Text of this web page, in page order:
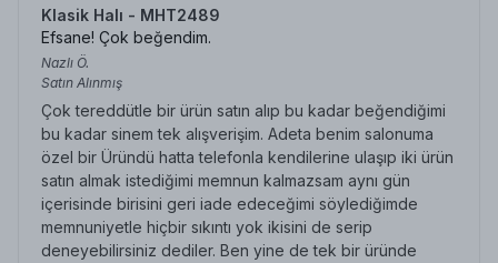
Klasik Halı - MHT2489
Efsane! Çok beğendim.
Nazlı Ö.
Satın Alınmış
Çok tereddütle bir ürün satın alıp bu kadar beğendiğimi
bu kadar sinem tek alışverişim. Adeta benim salonuma
özel bir Üründü hatta telefonla kendilerine ulaşıp iki ürün
satın almak istediğimi memnun kalmazsam aynı gün
içerisinde birisini geri iade edeceğimi söylediğimde
memnuniyetle hiçbir sıkıntı yok ikisini de serip
deneyebilirsiniz dediler. Ben yine de tek bir üründe